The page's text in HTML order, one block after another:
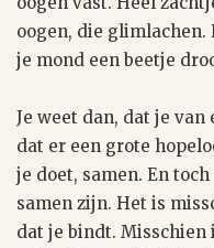
oogen, die glimlachen.
je mond een beetje
Je weet dan, dat je
dat er een grote
je doet, samen. En
samen zijn. Het is
dat je bindt.